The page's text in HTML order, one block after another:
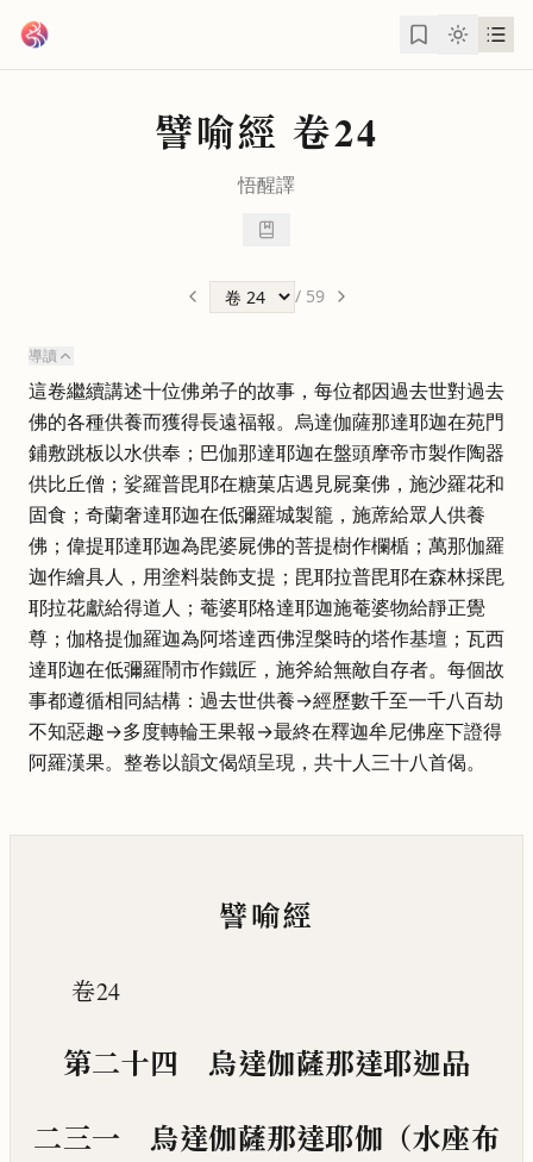
譬喻經 卷24
悟醒譯
/ 59
導讀
這卷繼續講述十位佛弟子的故事，每位都因過去世對過去
佛的各種供養而獲得長遠福報。烏達伽薩那達耶迦在苑門
鋪敷跳板以水供奉；巴伽那達耶迦在盤頭摩帝市製作陶器
供比丘僧；娑羅普毘耶在糖菓店遇見屍棄佛，施沙羅花和
固食；奇蘭奢達耶迦在低彌羅城製籠，施蓆給眾人供養
佛；偉提耶達耶迦為毘婆屍佛的菩提樹作欄楯；萬那伽羅
迦作繪具人，用塗料裝飾支提；毘耶拉普毘耶在森林採毘
耶拉花獻給得道人；菴婆耶格達耶迦施菴婆物給靜正覺
尊；伽格提伽羅迦為阿塔達西佛涅槃時的塔作基壇；瓦西
達耶迦在低彌羅鬧市作鐵匠，施斧給無敵自存者。每個故
事都遵循相同結構：過去世供養→經歷數千至一千八百劫
不知惡趣→多度轉輪王果報→最終在釋迦牟尼佛座下證得
阿羅漢果。整卷以韻文偈頌呈現，共十人三十八首偈。
譬喻經
卷24
第二十四 烏達伽薩那達耶迦品
二三一 烏達伽薩那達耶伽（水座布